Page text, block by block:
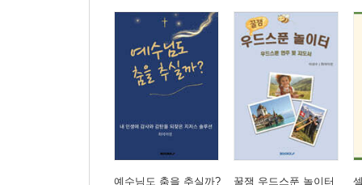
3. 라인댄스 순서 배우는 요령 / 44
4. 라인댄스 효과적 지도 요령 / 44
5. 구령 붙이기 / 44
6. 지도할 때 주의사항 / 44
7. 적합한 쉬운 하체 동작에 대하여 / 45
8. 적합한 쉬운 상체 동작에 대하여 / 46
7장 라인댄스 실제 수업 사례(영상 출처+변형된 쉬
예수님도 춤을 추실까? 꿀잼 우드스푼 놀이터